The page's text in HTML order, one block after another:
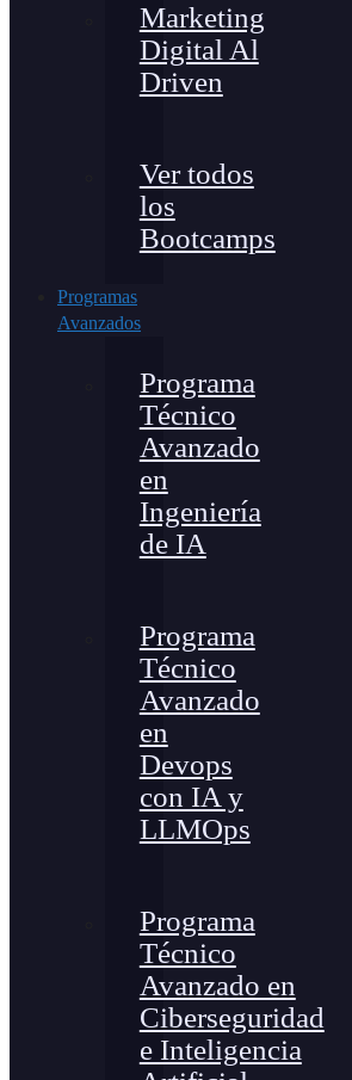
Marketing
Digital Al
Driven
Ver todos
los
Bootcamps
Programas
Avanzados
Programa
Técnico
Avanzado
en
Ingeniería
de IA
Programa
Técnico
Avanzado
en
Devops
con IA y
LLMOps
Programa
Técnico
Avanzado en
Ciberseguridad
e Inteligencia